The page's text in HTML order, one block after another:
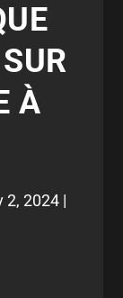
À
2, 2024|